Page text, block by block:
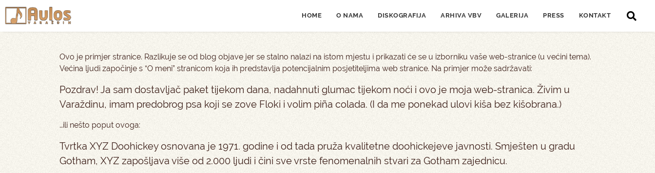
HOME O NAMA DISKOGRAFIJA ARHIVA VBV GALERIJA PRESS KONTAKT
Ovo je primjer stranice. Razlikuje se od blog objave jer se stalno nalazi na istom mjestu i prikazati će se u izborniku vaše web-stranice (u većini tema).
Većina ljudi započinje s “O meni” stranicom koja ih predstavlja potencijalnim posjetiteljima web stranice. Na primjer može sadržavati:
Pozdrav! Ja sam dostavljač paket tijekom dana, nadahnuti glumac tijekom noći i ovo je moja web-stranica. Živim u
Varaždinu, imam predobrog psa koji se zove Floki i volim piña colada. (I da me ponekad ulovi kiša bez kišobrana.)
…ili nešto poput ovoga:
Tvrtka XYZ Doohickey osnovana je 1971. godine i od tada pruža kvalitetne doohickejeve javnosti. Smješten u gradu
Gotham, XYZ zapošljava više od 2.000 ljudi i čini sve vrste fenomenalnih stvari za Gotham zajednicu.